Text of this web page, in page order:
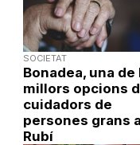
SOCIETAT
Bonadea, una de
millors opcions
cuidadors de
persones grans a
Rubí